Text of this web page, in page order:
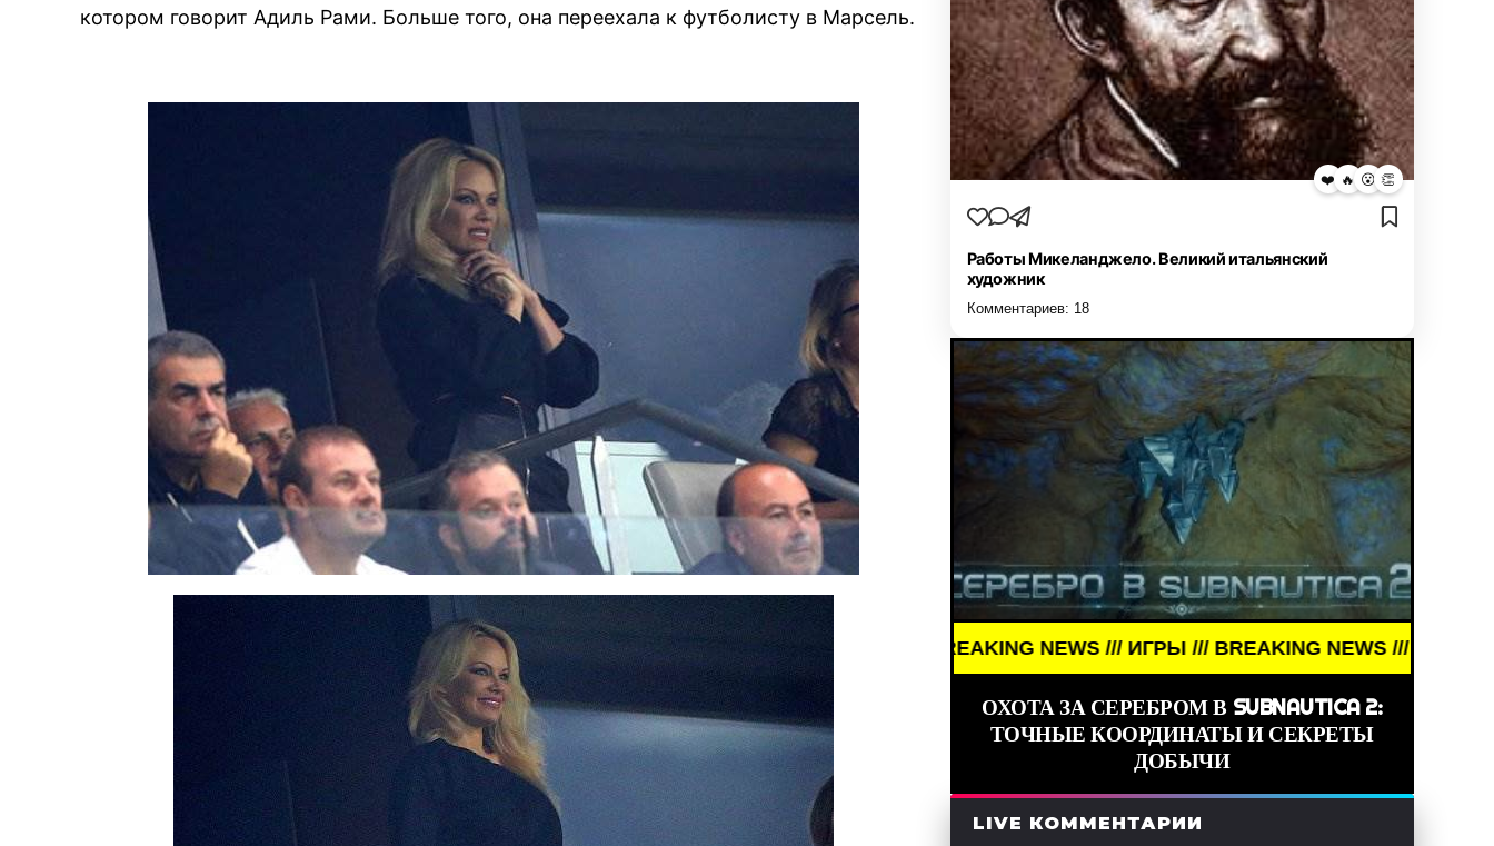
котором говорит Адиль Рами. Больше того, она переехала к футболисту в Марсель.
❤️ 🔥 😮 👏
Работы Микеланджело. Великий итальянский
художник
Комментариев: 18
BREAKING NEWS /// ИГРЫ /// BREAKING NEWS /// ИГРЫ ///
ОХОТА ЗА СЕРЕБРОМ В SUBNAUTICA 2:
ТОЧНЫЕ КООРДИНАТЫ И СЕКРЕТЫ
ДОБЫЧИ
LIVE КОММЕНТАРИИ